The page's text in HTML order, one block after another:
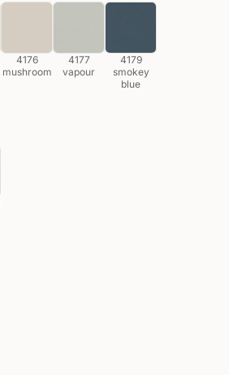
4176
mushroom
4177
vapour
4179
smokey
blue